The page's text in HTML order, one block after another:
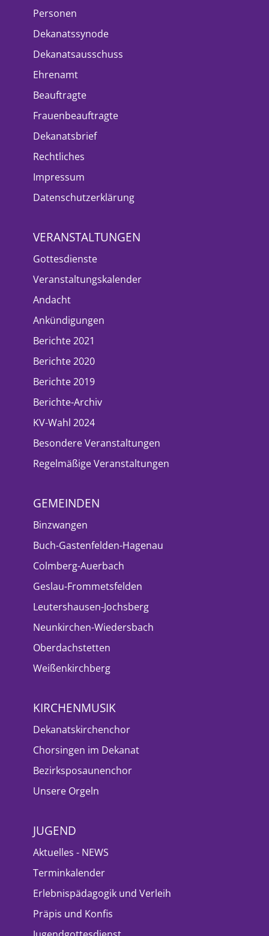
Personen
Dekanatssynode
Dekanatsausschuss
Ehrenamt
Beauftragte
Frauenbeauftragte
Dekanatsbrief
Rechtliches
Impressum
Datenschutzerklärung
VERANSTALTUNGEN
Gottesdienste
Veranstaltungskalender
Andacht
Ankündigungen
Berichte 2021
Berichte 2020
Berichte 2019
Berichte-Archiv
KV-Wahl 2024
Besondere Veranstaltungen
Regelmäßige Veranstaltungen
GEMEINDEN
Binzwangen
Buch-Gastenfelden-Hagenau
Colmberg-Auerbach
Geslau-Frommetsfelden
Leutershausen-Jochsberg
Neunkirchen-Wiedersbach
Oberdachstetten
Weißenkirchberg
KIRCHENMUSIK
Dekanatskirchenchor
Chorsingen im Dekanat
Bezirksposaunenchor
Unsere Orgeln
JUGEND
Aktuelles - NEWS
Terminkalender
Erlebnispädagogik und Verleih
Präpis und Konfis